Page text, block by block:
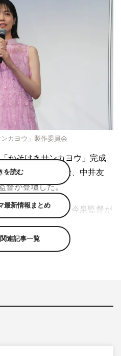
カヨウ」製作委員会
かそけきサンカヨウ」完成
井浦新、鈴鹿央士、中井友
督が登壇した。
同名短編小説を、今泉監督が
成長を、同級生との“恋まで
恋愛感情”を交えて描き出
という今泉監督は「小説を読
関係性だったりとか、普通な
を読む
最新情報まとめ
連記事一覧